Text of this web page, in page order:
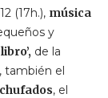
(17h.), música
y
de la
también el
, el